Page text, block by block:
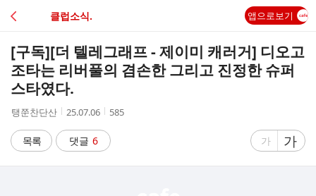
C
A
클럽소식. 앱으로보기
[구독][더 텔레그래프 - 제이미 캐러거] 디오고
조타는 리버풀의 겸손한 그리고 진정한 슈퍼
스타였다.
작
자
탱쭌찬단산
작
시
간
25.07.06
조
수
585
목록 댓글 6
글
가
글
자
가